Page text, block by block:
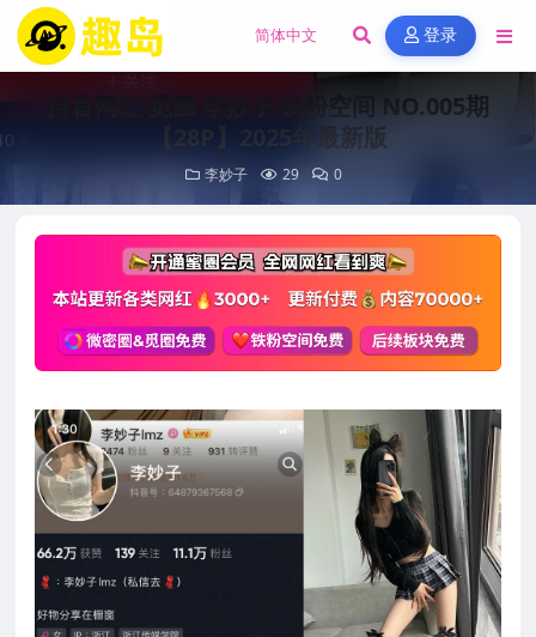
登录
抖音网红 觅圈 李妙子 铁粉空间 NO.005期
【28P】2025年最新版
李妙子 29 0